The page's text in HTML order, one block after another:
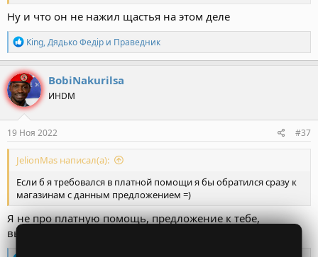
Ну и что он не нажил щастья на этом деле
Р
е
а
к
ц
и
и
:
Кing,Дядько Федiр и Праведник
BobiNakurilsa
ИНDM
19 Ноя 2022 #37
JelionMas написал(а):
Если б я требовался в платной помощи я бы обратился сразу к
магазинам с данным предложением =)
Я не про платную помощь, предложение к тебе,
выгодное для двоих. Помогу бесплатно